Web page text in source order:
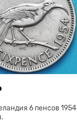
6 пенсов 1954